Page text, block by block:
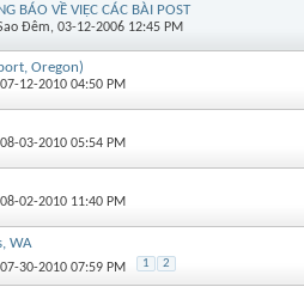
BÁO VỀ VIỆC CÁC BÀI POST
Đêm, 03-12-2006 12:45 PM
Oregon)
12-2010 04:50 PM
03-2010 05:54 PM
02-2010 11:40 PM
WA
30-2010 07:59 PM 1 2